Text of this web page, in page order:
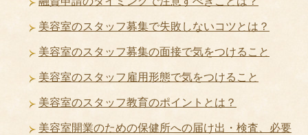
美容室のスタッフ募集で失敗しないコツとは？
美容室のスタッフ募集の面接で気をつけること
美容室のスタッフ雇用形態で気をつけること
美容室のスタッフ教育のポイントとは？
美容室開業のための保健所への届け出・検査、必要